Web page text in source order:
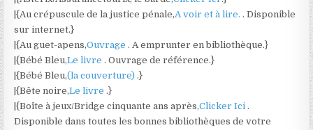
|{Au crépuscule de la justice pénale,A voir et à lire. . Disponible
sur internet.}
|{Au guet-apens,Ouvrage . A emprunter en bibliothèque.}
|{Bébé Bleu,Le livre . Ouvrage de référence.}
|{Bébé Bleu,(la couverture) .}
|{Bête noire,Le livre .}
|{Boîte à jeux/Bridge cinquante ans après,Clicker Ici .
Disponible dans toutes les bonnes bibliothèques de votre